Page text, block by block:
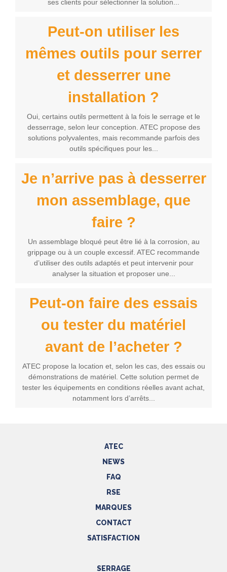
ses clients pour sélectionner la solution...
Peut-on utiliser les
mêmes outils pour serrer
et desserrer une
installation ?
Oui, certains outils permettent à la fois le serrage et le
desserrage, selon leur conception. ATEC propose des
solutions polyvalentes, mais recommande parfois des
outils spécifiques pour les...
Je n’arrive pas à desserrer
mon assemblage, que
faire ?
Un assemblage bloqué peut être lié à la corrosion, au
grippage ou à un couple excessif. ATEC recommande
d’utiliser des outils adaptés et peut intervenir pour
analyser la situation et proposer une...
Peut-on faire des essais
ou tester du matériel
avant de l’acheter ?
ATEC propose la location et, selon les cas, des essais ou
démonstrations de matériel. Cette solution permet de
tester les équipements en conditions réelles avant achat,
notamment lors d’arrêts...
ATEC
NEWS
FAQ
RSE
MARQUES
CONTACT
SATISFACTION
SERRAGE